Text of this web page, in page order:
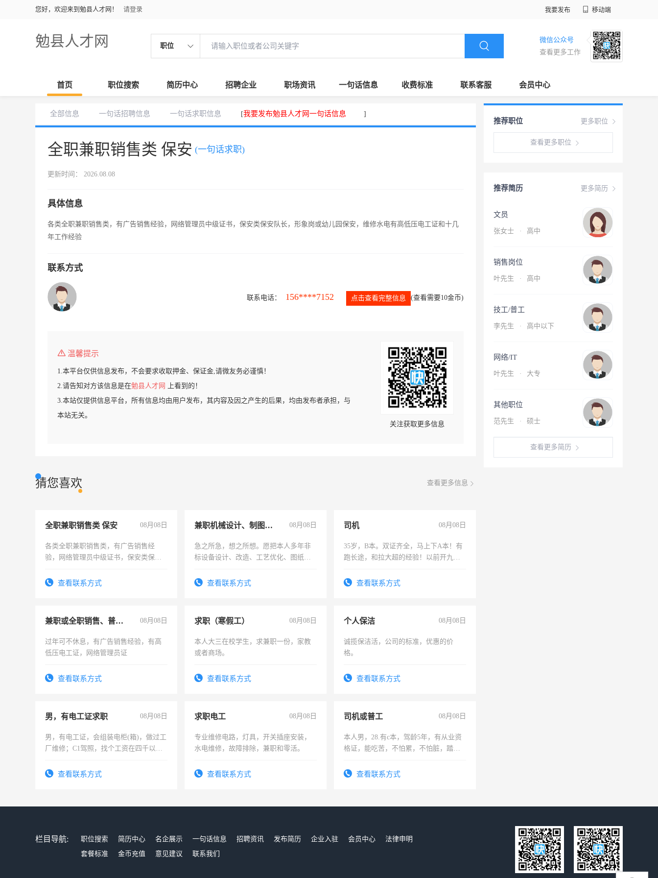
您好，欢迎来到勉县人才网！ 请登录 我要发布 移动端
勉县人才网 职位
微信公众号
查看更多工作
首页 职位搜索 简历中心 招聘企业 职场资讯 一句话信息 收费标准 联系客服 会员中心
全部信息 一句话招聘信息 一句话求职信息 [我要发布勉县人才网一句话信息 ]
全职兼职销售类 保安 (一句话求职)
更新时间： 2026.08.08
具体信息
各类全职兼职销售类，有广告销售经验，网络管理员中级证书，保安类保安队长，形象岗或幼儿园保安，维修水电有高低压电工证和十几
年工作经验
联系方式
联系电话： 156****7152 点击查看完整信息 (查看需要10金币)
温馨提示
1.本平台仅供信息发布，不会要求收取押金、保证金,请微友务必谨慎！
2.请告知对方该信息是在勉县人才网
上看到的！
3.本站仅提供信息平台，所有信息均由用户发布，其内容及因之产生的后果，均由发布者承担，与
本站无关。
关注获取更多信息
猜您喜欢 查看更多信息
全职兼职销售类 保安 08月08日
各类全职兼职销售类，有广告销售经
验，网络管理员中级证书，保安类保安
有高低压电工证和十几年工作经验
查看联系方式
兼职机械设计、制图、设备改造 08月08日
急之所急，想之所想。愿把本人多年非
标设备设计、改造、工艺优化、图纸制
结识有识之士，共享未来。
查看联系方式
司机 08月08日
35岁，B本。双证齐全，马上下A本！有
跑长途，和拉大超的经验！以前开九米
查看联系方式
兼职或全职销售、普工、维修 08月08日
过年可不休息，有广告销售经验，有高
低压电工证，网络管理员证
查看联系方式
求职（寒假工） 08月08日
本人大三在校学生，求兼职一份，家教
或者商场。
查看联系方式
个人保洁 08月08日
诚揽保洁活，公司的标准，优惠的价
格。
查看联系方式
男，有电工证求职 08月08日
男，有电工证，会组装电柜(箱)，做过工
厂维修；C1驾照，找个工资在四千以
电话查看联系方式
求职电工 08月08日
专业维修电路，灯具，开关插座安装，
水电维修，故障排除，兼职和零活。
查看联系方式
司机或普工 08月08日
本人男，28.有c本，驾龄5年，有从业资
格证，能吃苦，不怕累，不怕脏，踏
查看联系方式
更多职位
推荐职位
查看更多职位
更多简历
推荐简历
文员
张女士 · 高中
销售岗位
叶先生 · 高中
技工/普工
李先生 · 高中以下
网络/IT
叶先生 · 大专
其他职位
范先生 · 硕士
查看更多简历
栏目导航: 职位搜索 简历中心 名企展示 一句话信息 招聘资讯 发布简历 企业入驻 会员中心
法律申明
套餐标准
金币充值 意见建议 联系我们